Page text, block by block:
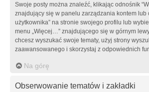
Swoje posty można znaleźć, klikając odnośnik
znajdujący się w panelu zarządzania kontem lub
użytkownika” na stronie swojego profilu lub
menu „Więcej…” znajdującego się w górnym
chcesz wyszukać swoje tematy, użyj strony
zaawansowanego i skorzystaj z odpowiednich
Na górę
Obserwowanie tematów i zakładki